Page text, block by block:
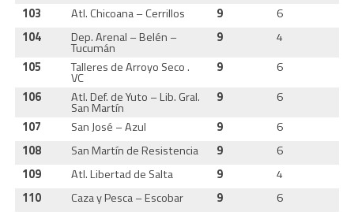
103
Atl. Chicoana – Cerrillos 9 6
104
Dep. Arenal – Belén –
Tucumán
9 4
105
Talleres de Arroyo Seco .
VC
9 6
106
Atl. Def. de Yuto – Lib. Gral.
San Martín
9 6
107
San José – Azul 9 6
108
San Martín de Resistencia 9 6
109
Atl. Libertad de Salta 9 4
110
Caza y Pesca – Escobar 9 6